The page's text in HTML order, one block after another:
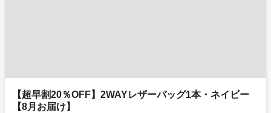
【超早割20％OFF】2WAYレザーバッグ1本・ネイビー
【8月お届け】